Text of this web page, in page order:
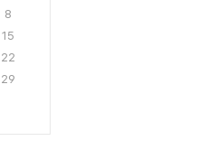
8
15
22
29